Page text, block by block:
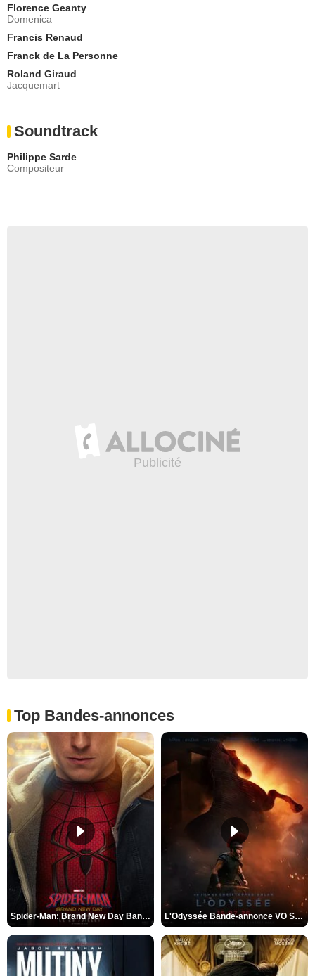
Florence Geanty
Domenica
Francis Renaud
Franck de La Personne
Roland Giraud
Jacquemart
Soundtrack
Philippe Sarde
Compositeur
Top Bandes-annonces
Spider-Man: Brand New Day Bande-annonce VO STFR L'Odyssée Bande-annonce VO STFR